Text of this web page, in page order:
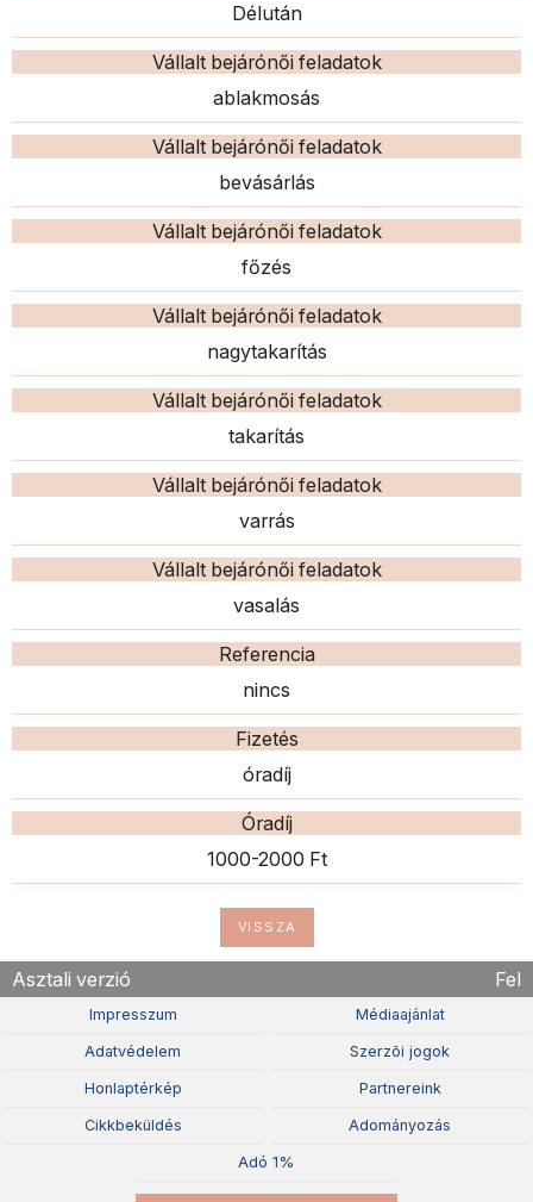
Délután
Vállalt bejárónői feladatok
ablakmosás
Vállalt bejárónői feladatok
bevásárlás
Vállalt bejárónői feladatok
főzés
Vállalt bejárónői feladatok
nagytakarítás
Vállalt bejárónői feladatok
takarítás
Vállalt bejárónői feladatok
varrás
Vállalt bejárónői feladatok
vasalás
Referencia
nincs
Fizetés
óradíj
Óradíj
1000-2000 Ft
VISSZA
Asztali verzió Fel
Impresszum Médiaajánlat
Adatvédelem Szerzõi jogok
Honlaptérkép Partnereink
Cikkbeküldés Adományozás
Adó 1%